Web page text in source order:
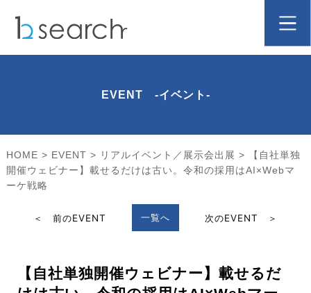
EVENT -イベント-
HOME > EVENT > リアルイベント／展示会出展 >
【自社単独
開催ウェビナー】載せるだけは古い。令和の採用はAI×Webマ
ーケ戦略
＜ 前のEVENT 一覧へ 次のEVENT ＞
【自社単独開催ウェビナー】載せるだ